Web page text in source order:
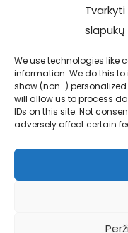
slapukų
We use technologies like
information. We do this
show (non-)
will allow us to process
IDs on this site. Not
adversely affect certain
Kontaktai
info@bodyfoodas.lt
+370 600 77017
Visos teisės